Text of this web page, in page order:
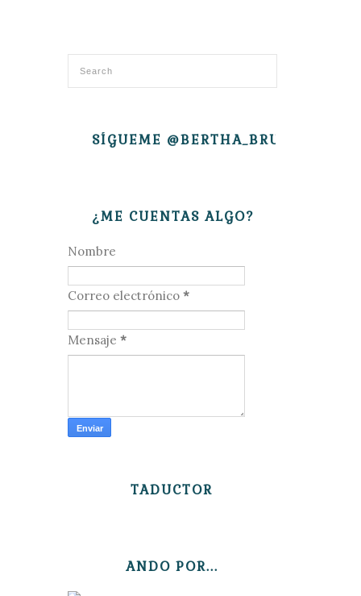
SÍGUEME @BERTHA_BRUJITA
¿ME CUENTAS ALGO?
Nombre
Correo electrónico *
Mensaje *
TADUCTOR
ANDO POR...